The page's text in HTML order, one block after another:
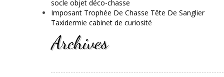
socle objet déco-chasse
Imposant Trophée De Chasse Tête De Sanglier
Taxidermie cabinet de curiosité
Archives